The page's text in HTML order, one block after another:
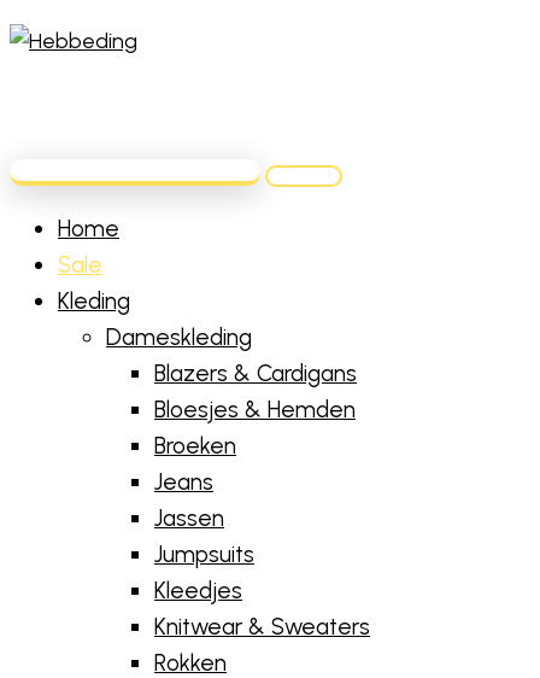
Home
Sale
Kleding
Dameskleding
Blazers & Cardigans
Bloesjes & Hemden
Broeken
Jeans
Jassen
Jumpsuits
Kleedjes
Knitwear & Sweaters
Rokken